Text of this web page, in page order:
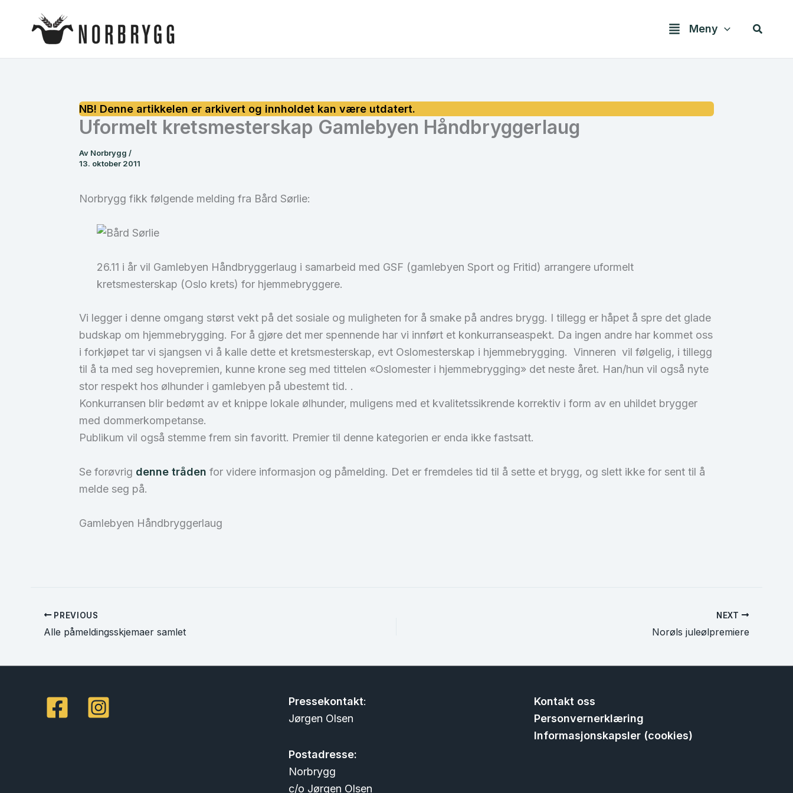
Meny Søk
Uformelt kretsmesterskap Gamlebyen Håndbryggerlaug
Av Norbrygg /
13. oktober 2011
Norbrygg fikk følgende melding fra Bård Sørlie:
26.11 i år vil Gamlebyen Håndbryggerlaug i samarbeid med GSF (gamlebyen Sport og Fritid) arrangere uformelt
kretsmesterskap (Oslo krets) for hjemmebryggere.
Vi legger i denne omgang størst vekt på det sosiale og muligheten for å smake på andres brygg. I tillegg er håpet å spre det glade
budskap om hjemmebrygging. For å gjøre det mer spennende har vi innført et konkurranseaspekt. Da ingen andre har kommet oss
i forkjøpet tar vi sjangsen vi å kalle dette et kretsmesterskap, evt Oslomesterskap i hjemmebrygging. Vinneren vil følgelig, i tillegg
til å ta med seg hovepremien, kunne krone seg med tittelen «Oslomester i hjemmebrygging» det neste året. Han/hun vil også nyte
stor respekt hos ølhunder i gamlebyen på ubestemt tid. .
Konkurransen blir bedømt av et knippe lokale ølhunder, muligens med et kvalitetssikrende korrektiv i form av en uhildet brygger
med dommerkompetanse.
Publikum vil også stemme frem sin favoritt. Premier til denne kategorien er enda ikke fastsatt.
Se forøvrig denne tråden for videre informasjon og påmelding. Det er fremdeles tid til å sette et brygg, og slett ikke for sent til å
melde seg på.
Gamlebyen Håndbryggerlaug
PREVIOUS
Alle påmeldingsskjemaer samlet
NEXT
Norøls juleølpremiere
Pressekontakt:
Jørgen Olsen
Postadresse:
Norbrygg
c/o Jørgen Olsen
Kontakt oss
Personvernerklæring
Informasjonskapsler (cookies)